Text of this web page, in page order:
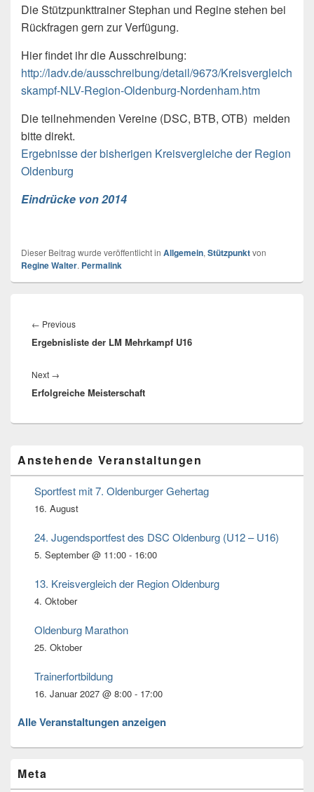
Die Stützpunkttrainer Stephan und Regine stehen bei
Rückfragen gern zur Verfügung.
Hier findet ihr die Ausschreibung:
http://ladv.de/ausschreibung/detail/9673/Kreisvergleich
skampf-NLV-Region-Oldenburg-Nordenham.htm
Die teilnehmenden Vereine (DSC, BTB, OTB) melden
bitte direkt.
Ergebnisse der bisherigen Kreisvergleiche der Region
Oldenburg
Eindrücke von 2014
Dieser Beitrag wurde veröffentlicht in Allgemein, Stützpunktvon
Regine Walter. Permalink
← Previous
post:
Ergebnisliste der LM Mehrkampf U16
Next →
post:
Erfolgreiche Meisterschaft
Seitenleisten
Widget-
Bereich
Anstehende Veranstaltungen
Sportfest mit 7. Oldenburger Gehertag
16. August
24. Jugendsportfest des DSC Oldenburg (U12 – U16)
5. September @ 11:00 - 16:00
13. Kreisvergleich der Region Oldenburg
4. Oktober
Oldenburg Marathon
25. Oktober
Trainerfortbildung
16. Januar 2027 @ 8:00 - 17:00
Alle Veranstaltungen anzeigen
Meta